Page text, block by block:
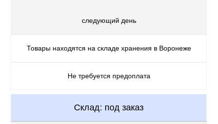
следующий день
Товары находятся на складе хранения в Воронеже
Не требуется предоплата
Склад: под заказ